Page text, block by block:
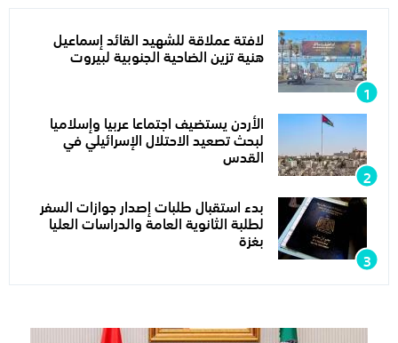
لافتة عملاقة للشهيد القائد إسماعيل
هنية تزين الضاحية الجنوبية لبيروت
الأردن يستضيف اجتماعا عربيا وإسلاميا
لبحث تصعيد الاحتلال الإسرائيلي في
القدس
بدء استقبال طلبات إصدار جوازات السفر
لطلبة الثانوية العامة والدراسات العليا
بغزة